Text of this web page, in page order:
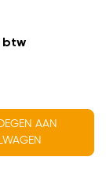
btw
AAN